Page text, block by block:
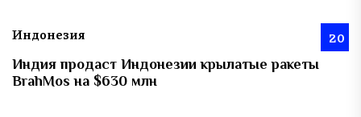
Индонезия 20
Индия продаст Индонезии крылатые ракеты
BrahMos на $630 млн